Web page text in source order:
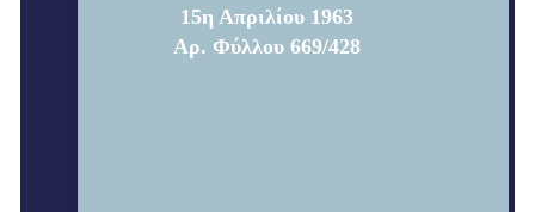
15η Απριλίου 1963
Αρ. Φύλλου 669/428